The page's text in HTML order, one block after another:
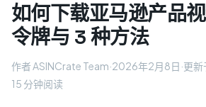
如何下载亚马逊产品视
令牌与 3 种方法
作者 ASINCrate Team·2026年2月8日 ·更
15 分钟阅读